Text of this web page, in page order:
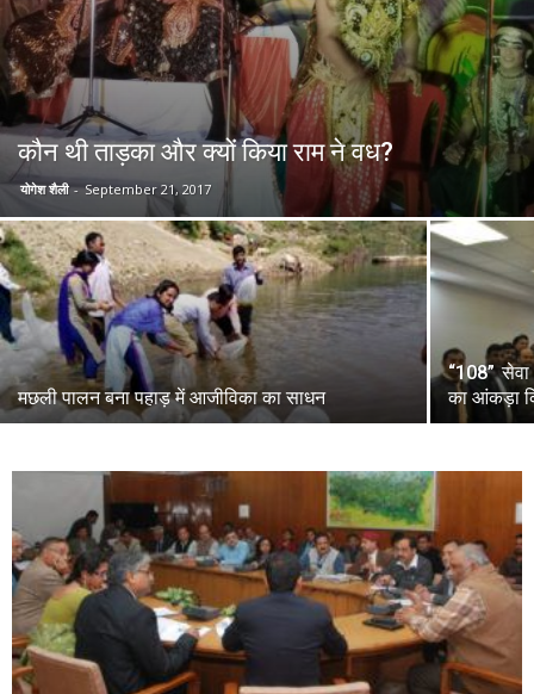
कौन थी ताड़का और क्यों किया राम ने वध?
योगेश शैली - September 21, 2017
मछली पालन बना पहाड़ में आजीविका का साधन
“108”
का आंकड़ा